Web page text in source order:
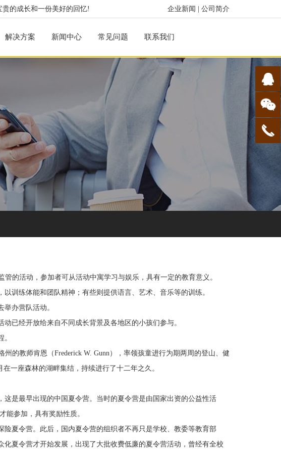
企业新闻 公司简介
的成长和一份美好的回忆!
解决方案 新闻中心 常见问题 联系我们
的活动，参加者可从活动中寓学习与娱乐，具有一定的教育意义。
训练体能和团队精神；有些则提供语言、艺术、音乐等的训练。
办营队活动。
已经开放给来自不同成长背景及各地区的小孩们参与。
的教师肯恩（Frederick W. Gunn），率领孩童进行为期两周的登山、健
一座森林的湖畔集结，持续进行了十二年之久。
是最早出现的中国夏令营。当时的夏令营是由国家出资的公益性活
能参加，具有奖励性质。
夏令营。此后，国内夏令营的组织者不再只是学校、教委等教育部
夏令营才开始发展，出现了大批收费低廉的夏令营活动，曾经有全校